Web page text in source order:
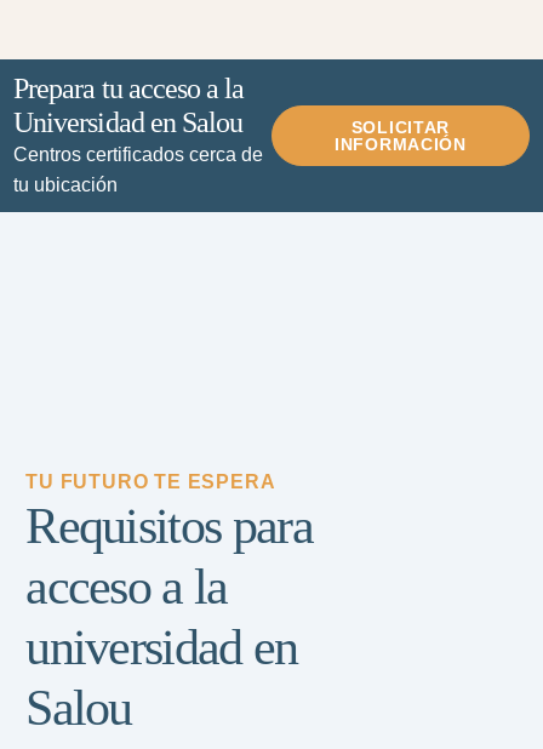
Prepara tu acceso a la
Universidad en Salou
Centros certificados cerca de
tu ubicación
SOLICITAR
INFORMACIÓN
TU FUTURO TE ESPERA
Requisitos para
acceso a la
universidad en
Salou